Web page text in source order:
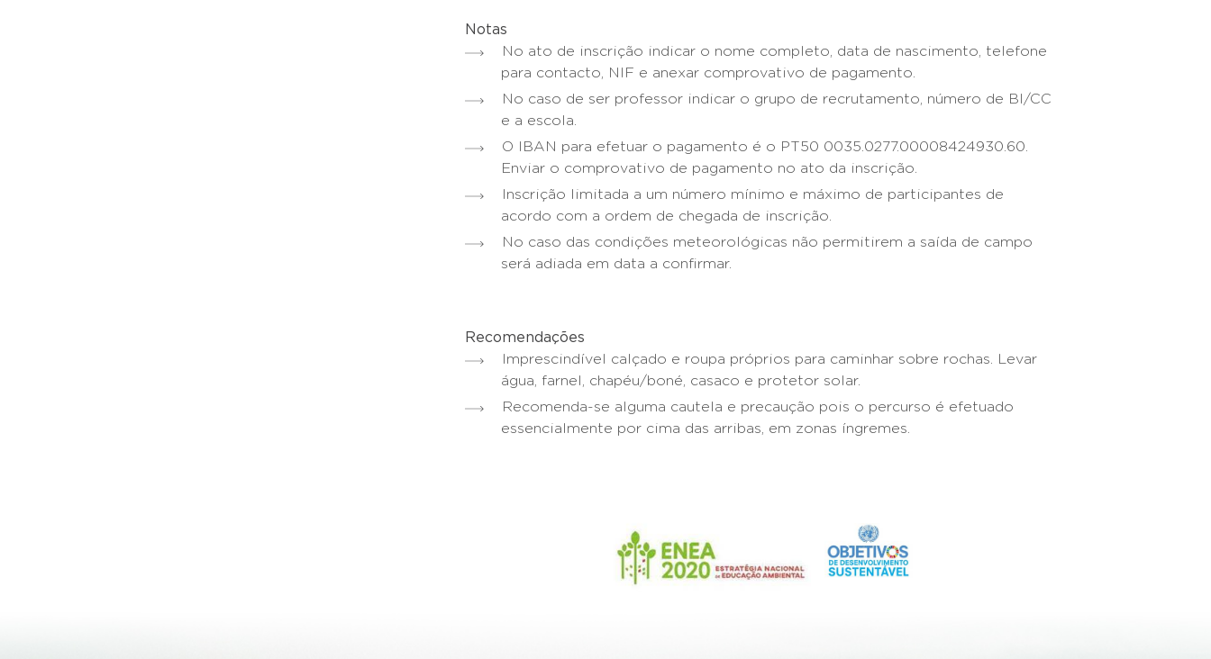
Notas
No ato de inscrição indicar o nome completo, data de nascimento, telefone
para contacto, NIF e anexar comprovativo de pagamento.
No caso de ser professor indicar o grupo de recrutamento, número de BI/CC
e a escola.
O IBAN para efetuar o pagamento é o PT50 0035.0277.00008424930.60.
Enviar o comprovativo de pagamento no ato da inscrição.
Inscrição limitada a um número mínimo e máximo de participantes de
acordo com a ordem de chegada de inscrição.
No caso das condições meteorológicas não permitirem a saída de campo
será adiada em data a confirmar.
Recomendações
Imprescindível calçado e roupa próprios para caminhar sobre rochas. Levar
água, farnel, chapéu/boné, casaco e protetor solar.
Recomenda-se alguma cautela e precaução pois o percurso é efetuado
essencialmente por cima das arribas, em zonas íngremes.